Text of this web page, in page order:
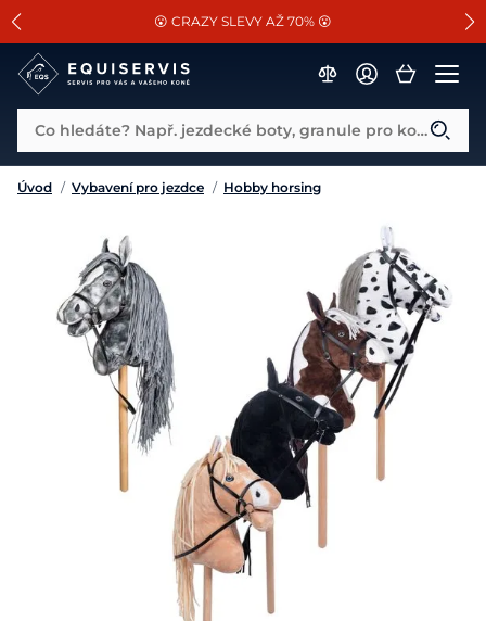
SLEVA 13% na vše od Cassini!
😮 CRAZY SLEVY AŽ 70% 😮
📐Pasování a doplňky k vybraným sedlům ZDARMA 🐴
Co hledáte? Např. jezdecké boty, granule pro koně...
Úvod / Vybavení pro jezdce / Hobby horsing